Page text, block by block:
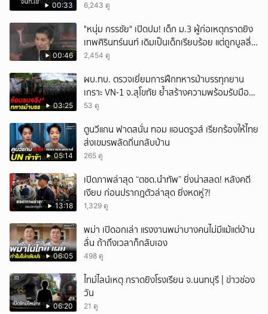
00:33 6,243 ดู
00:46
"หนุ่ม กรรชัย" เปิดปม! เด็ก ม.3 ผู้ก่อเหตุกราดยิง
เทพศิรินทร์นนท์ เดิมเป็นเด็กเรียบร้อย แต่ถูกบูลลี่
หนัก คาดแรงกดดันสะสมกลายเป็นแรงแค้น จนก่อ
2,454 ดู
03:25
ผบ.ทบ. ตรวจเยี่ยมการฝึกทหารม้าบรรทุกยาน
เกราะ VN-1 จ.สุโขทัย ย้ำสร้างความพร้อมรับมือ
ทุกสถานการณ์
53 ดู
05:14
ตูนวีแกน ฟาดสนั่น ทอม แอนดรูวส์ เรียกร้องให้ไทย
ส่งเขมรพลัดถิ่นกลับบ้าน
265 ดู
13:18
เปิดภาพล่าสุด “ตชด.นำทัพ” ยิ่งน่าสลด! หลังคดี
เงียบ ก่อนปรากฎตัวล่าสุด ยิ่งหดหู่?!
1,329 ดู
06:05
พม่า เปิดอกเล่า แรงงานพม่าบางคนไม่มีแม้แต่บ้าน
ลั่น ถ้าถึงเวลาก็กลับเอง
498 ดู
06:20
ไทม์ไลน์เหตุ กราดยิงโรงเรียน จ.นนทบุรี | ข่าวช่อง
วัน
21 ดู